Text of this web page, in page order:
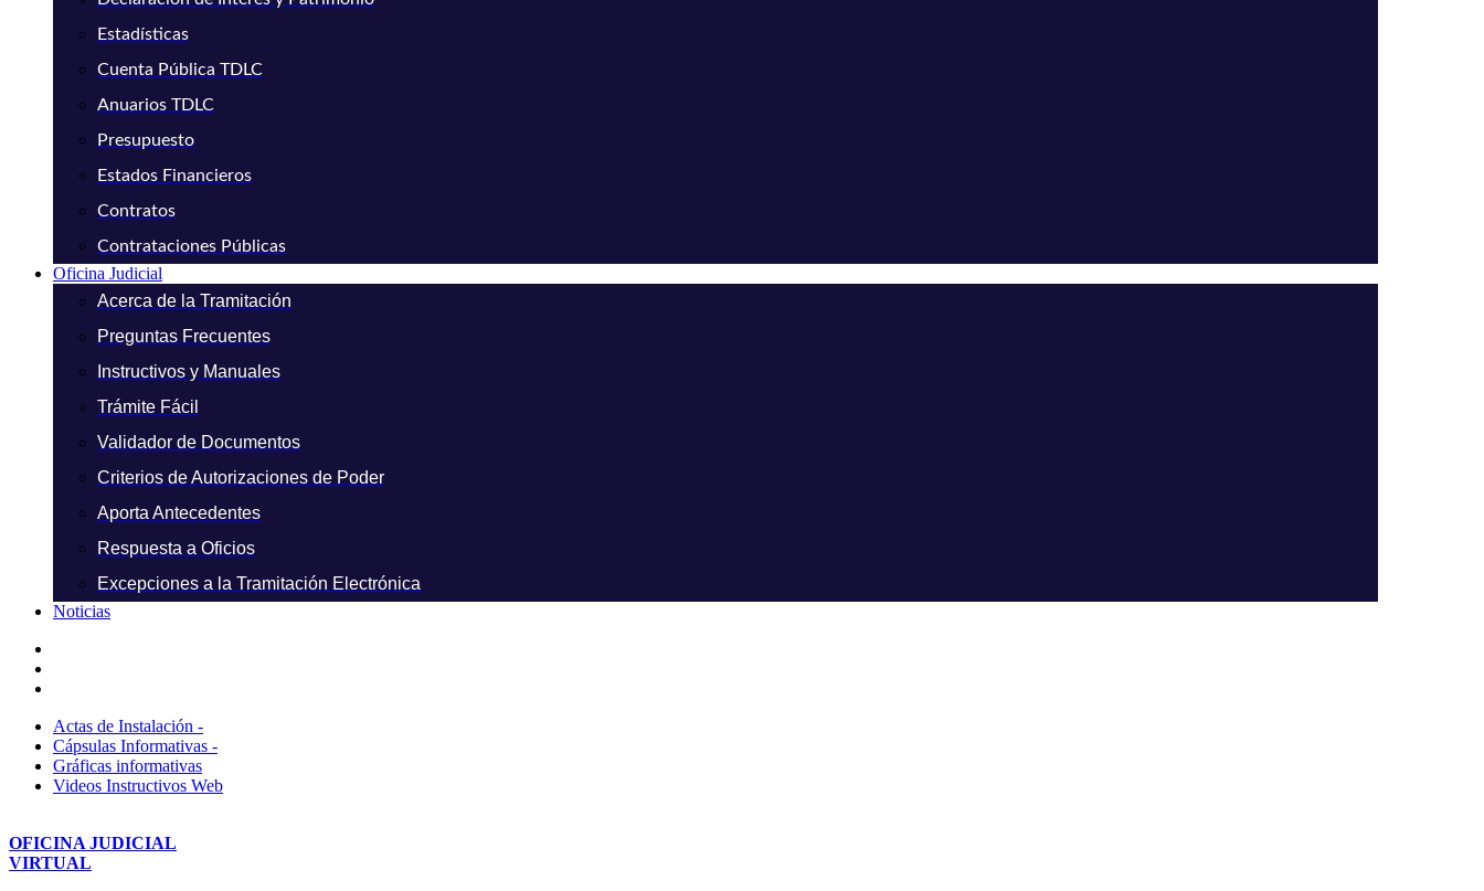
Estadísticas
Cuenta Pública TDLC
Anuarios TDLC
Presupuesto
Estados Financieros
Contratos
Contrataciones Públicas
Oficina Judicial
Acerca de la Tramitación
Preguntas Frecuentes
Instructivos y Manuales
Trámite Fácil
Validador de Documentos
Criterios de Autorizaciones de Poder
Aporta Antecedentes
Respuesta a Oficios
Excepciones a la Tramitación Electrónica
Noticias
Actas de Instalación -
Cápsulas Informativas -
Gráficas informativas
Videos Instructivos Web
OFICINA JUDICIAL
VIRTUAL